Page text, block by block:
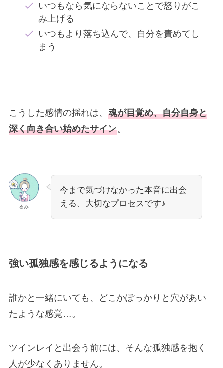
いつもなら気にならないことで怒りがこ
み上げる
いつもより落ち込んで、自分を責めてし
まう
こうした感情の揺れは、 魂が目覚め、自分自身と
深く向き合い始めたサイン。
るみ
今まで気づけなかった本音に出会
える、大切なプロセスです♪
強い孤独感を感じるようになる
誰かと一緒にいても、どこかぽっかりと穴があい
たような感覚…。
ツインレイと出会う前には、そんな孤独感を抱く
人が少なくありません。